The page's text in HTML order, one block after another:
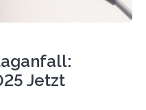
Jetzt